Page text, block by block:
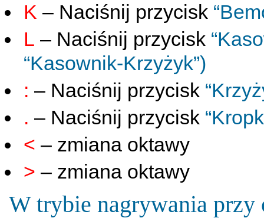
K – Naciśnij przycisk
L – Naciśnij przycisk
“Kasownik-Krzyżyk”)
: – Naciśnij przycisk
. – Naciśnij przycisk
< – zmiana oktawy
> – zmiana oktawy
W trybie nagrywania